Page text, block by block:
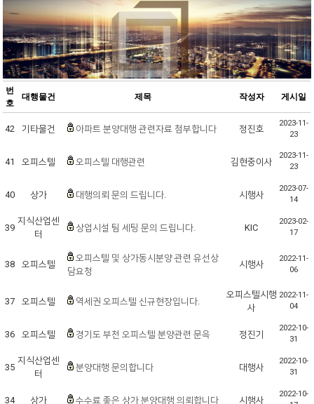
번
호
대행물건 제목 작성자 게시일
42 기타물건 아파트 분양대행 관련자료 첨부합니다 정진호
2023-11-
23
41 오피스텔 오피스텔 대행관련 김현중이사
2023-11-
23
40 상가 대행의뢰 문의 드립니다. 시행사
2023-07-
14
39
지식산업센
터
상업시설 팀 세팅 문의 드립니다. KIC
2023-02-
17
38 오피스텔
오피스텔 및 상가동시분양 관련 유선상
담요청
시행사
2022-11-
06
37 오피스텔 역세권 오피스텔 신규현장입니다.
오피스텔시행
사
2022-11-
04
36 오피스텔 경기도 부천 오피스텔 분양관련 문윽 정진기
2022-10-
31
35
지식산업센
터
분양대행 문의합니다 대행사
2022-10-
31
34 상가 수수료 좋은 상가 분양대행 의뢰합니다 시행사
2022-10-